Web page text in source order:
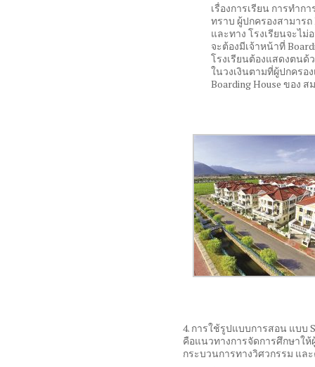
เรื่องการเรียน การทำก
ทราบ ผู้ปกครองสามาร
และทาง โรงเรียนจะไ
จะต้องมีเจ้าหน้าที่
โรงเรียนต้องแสดงตนด้
ในวงเงินตามที่ผู้ปกครอ
Boarding House ของ ส
4. การใช้รูปแบบการสอน แบบ
คือแนวทางการจัดการศึกษาใ
กระบวนการทางวิศวกรรม แ